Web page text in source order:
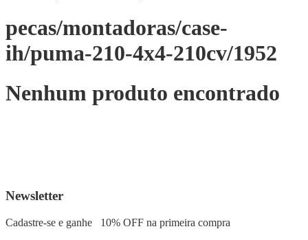
pecas/montadoras/case-
ih/puma-210-4x4-210cv/1952
Nenhum produto encontrado
Newsletter
Cadastre-se e ganhe 10% OFF na primeira compra